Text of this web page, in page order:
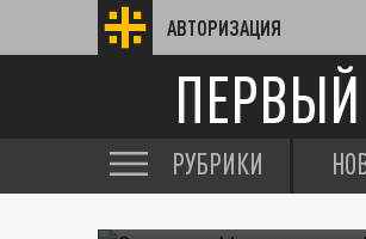
АВТОРИЗАЦИЯ
РУБРИКИ